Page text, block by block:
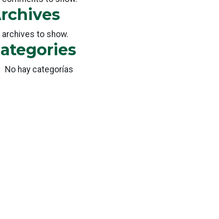
archives to show.
No hay categorías